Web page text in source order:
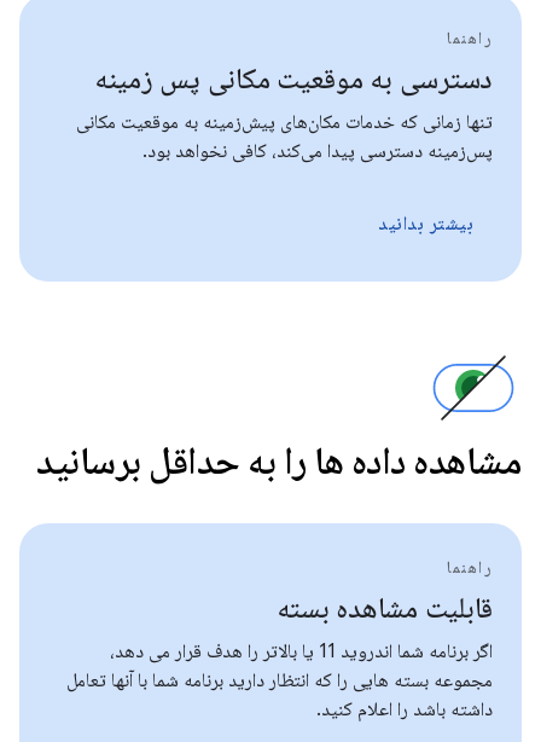
راهنما
دسترسی به موقعیت مکانی پس زمینه
تنها زمانی که خدمات مکان‌های پیش‌زمینه به موقعیت مکانی
پس‌زمینه دسترسی پیدا می‌کند، کافی نخواهد بود.
بیشتر بدانید
مشاهده داده ها را به حداقل برسانید
راهنما
قابلیت مشاهده بسته
اگر برنامه شما اندروید 11 یا بالاتر را هدف قرار می دهد،
مجموعه بسته هایی را که انتظار دارید برنامه شما با آنها تعامل
داشته باشد را اعلام کنید.